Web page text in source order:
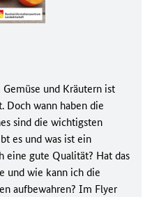
und Kräutern ist
Doch wann haben die
sind die wichtigsten
es und was ist ein
eine gute Qualität? Hat das
und wie kann ich die
aufbewahren? Im Flyer